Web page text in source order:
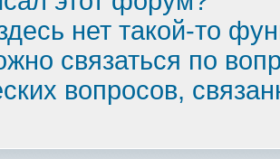
нет такой-то
связаться по
вопросов,